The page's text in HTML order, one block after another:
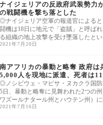
ナイジェリアの反政府武装勢力
の戦闘機を撃ち落とした
◎ナイジェリア空軍の報道官による
闘機は18日に地元で「盗賊」と呼ば
る組織の地上攻撃を受け墜落したとい
020年5
2021年7月20日
南アフリカの暴動と略奪 政府は
5,000人を現地に派遣、死者は
に
◎ノシビウェ・マピサ・ヌカクラ国防
5日、暴動と略奪に見舞われた2つの州
ワズールナタール州とハウテン州）
の兵士
2021年7月16日